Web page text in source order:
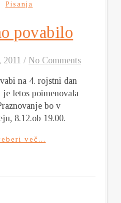
Pisanja
povabilo
2011 / No Comments
letos poimenovala
bo v
8.12.ob 19.00.
več...